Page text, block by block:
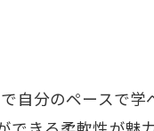
自分のペースで学